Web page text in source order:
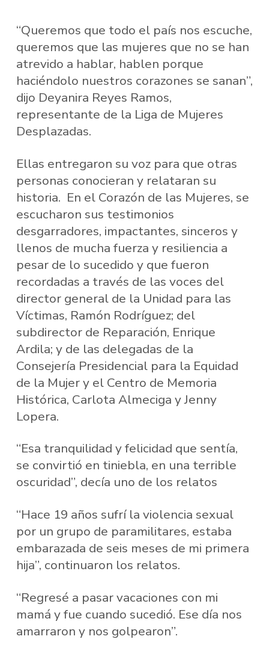
“Queremos que todo el país nos escuche,
queremos que las mujeres que no se han
atrevido a hablar, hablen porque
haciéndolo nuestros corazones se sanan”,
dijo Deyanira Reyes Ramos,
representante de la Liga de Mujeres
Desplazadas.
Ellas entregaron su voz para que otras
personas conocieran y relataran su
historia. En el Corazón de las Mujeres, se
escucharon sus testimonios
desgarradores, impactantes, sinceros y
llenos de mucha fuerza y resiliencia a
pesar de lo sucedido y que fueron
recordadas a través de las voces del
director general de la Unidad para las
Víctimas, Ramón Rodríguez; del
subdirector de Reparación, Enrique
Ardila; y de las delegadas de la
Consejería Presidencial para la Equidad
de la Mujer y el Centro de Memoria
Histórica, Carlota Almeciga y Jenny
Lopera.
“Esa tranquilidad y felicidad que sentía,
se convirtió en tiniebla, en una terrible
oscuridad”, decía uno de los relatos
“Hace 19 años sufrí la violencia sexual
por un grupo de paramilitares, estaba
embarazada de seis meses de mi primera
hija”, continuaron los relatos.
“Regresé a pasar vacaciones con mi
mamá y fue cuando sucedió. Ese día nos
amarraron y nos golpearon”.